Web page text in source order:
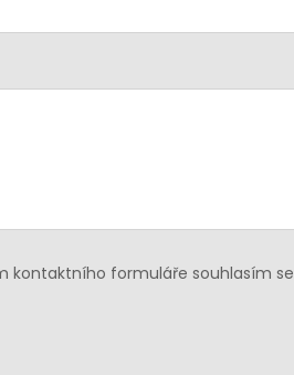
kontaktního formuláře souhlasím se